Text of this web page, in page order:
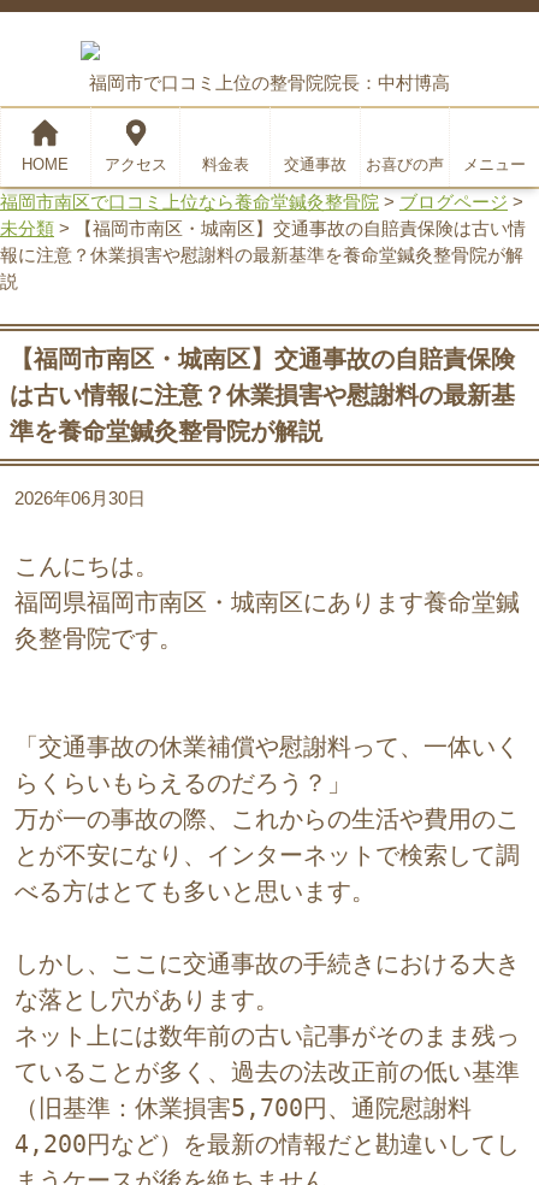
福岡市で口コミ上位の整骨院院長：中村博高
HOME アクセス 料金表 交通事故 お喜びの声 メニュー
福岡市南区で口コミ上位なら養命堂鍼灸整骨院 > ブログページ >
未分類 >
【福岡市南区・城南区】交通事故の自賠責保険は古い情
報に注意？休業損害や慰謝料の最新基準を養命堂鍼灸整骨院が解
説
【福岡市南区・城南区】交通事故の自賠責保険
は古い情報に注意？休業損害や慰謝料の最新基
準を養命堂鍼灸整骨院が解説
2026年06月30日
こんにちは。
福岡県福岡市南区・城南区にあります養命堂鍼
灸整骨院です。
「交通事故の休業補償や慰謝料って、一体いく
らくらいもらえるのだろう？」
万が一の事故の際、これからの生活や費用のこ
とが不安になり、インターネットで検索して調
べる方はとても多いと思います。
しかし、ここに交通事故の手続きにおける大き
な落とし穴があります。
ネット上には数年前の古い記事がそのまま残っ
ていることが多く、過去の法改正前の低い基準
（旧基準：休業損害5,700円、通院慰謝料
4,200円など）を最新の情報だと勘違いしてし